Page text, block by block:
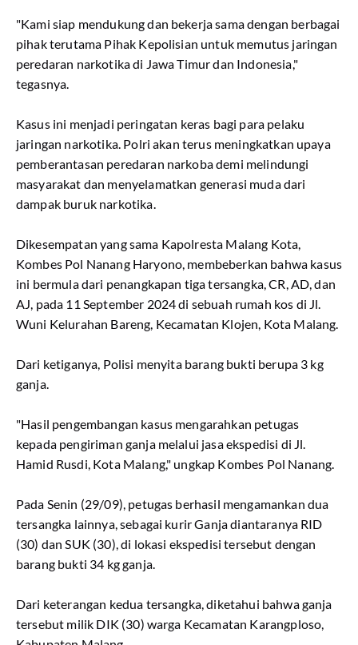
"Kami siap mendukung dan bekerja sama dengan berbagai
pihak terutama Pihak Kepolisian untuk memutus jaringan
peredaran narkotika di Jawa Timur dan Indonesia,"
tegasnya.
Kasus ini menjadi peringatan keras bagi para pelaku
jaringan narkotika. Polri akan terus meningkatkan upaya
pemberantasan peredaran narkoba demi melindungi
masyarakat dan menyelamatkan generasi muda dari
dampak buruk narkotika.
Dikesempatan yang sama Kapolresta Malang Kota,
Kombes Pol Nanang Haryono, membeberkan bahwa kasus
ini bermula dari penangkapan tiga tersangka, CR, AD, dan
AJ, pada 11 September 2024 di sebuah rumah kos di Jl.
Wuni Kelurahan Bareng, Kecamatan Klojen, Kota Malang.
Dari ketiganya, Polisi menyita barang bukti berupa 3 kg
ganja.
"Hasil pengembangan kasus mengarahkan petugas
kepada pengiriman ganja melalui jasa ekspedisi di Jl.
Hamid Rusdi, Kota Malang," ungkap Kombes Pol Nanang.
Pada Senin (29/09), petugas berhasil mengamankan dua
tersangka lainnya, sebagai kurir Ganja diantaranya RID
(30) dan SUK (30), di lokasi ekspedisi tersebut dengan
barang bukti 34 kg ganja.
Dari keterangan kedua tersangka, diketahui bahwa ganja
tersebut milik DIK (30) warga Kecamatan Karangploso,